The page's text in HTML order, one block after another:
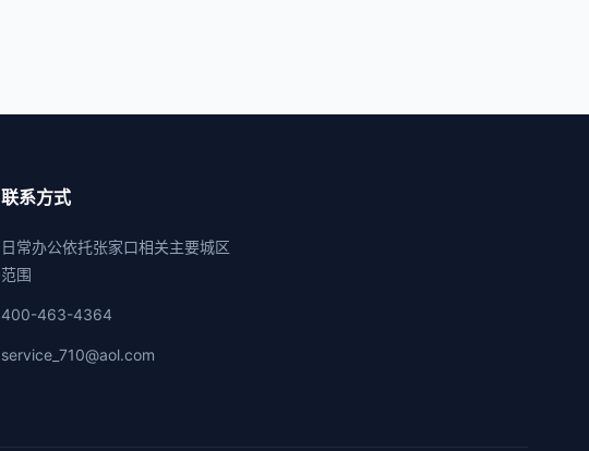
联系方式
日常办公依托张家口相关主要城区
范围
400-463-4364
service_710@aol.com